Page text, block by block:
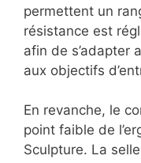
permettent un
résistance est
afin de s’adapter
aux objectifs
En revanche, le
point faible de
Sculpture. La